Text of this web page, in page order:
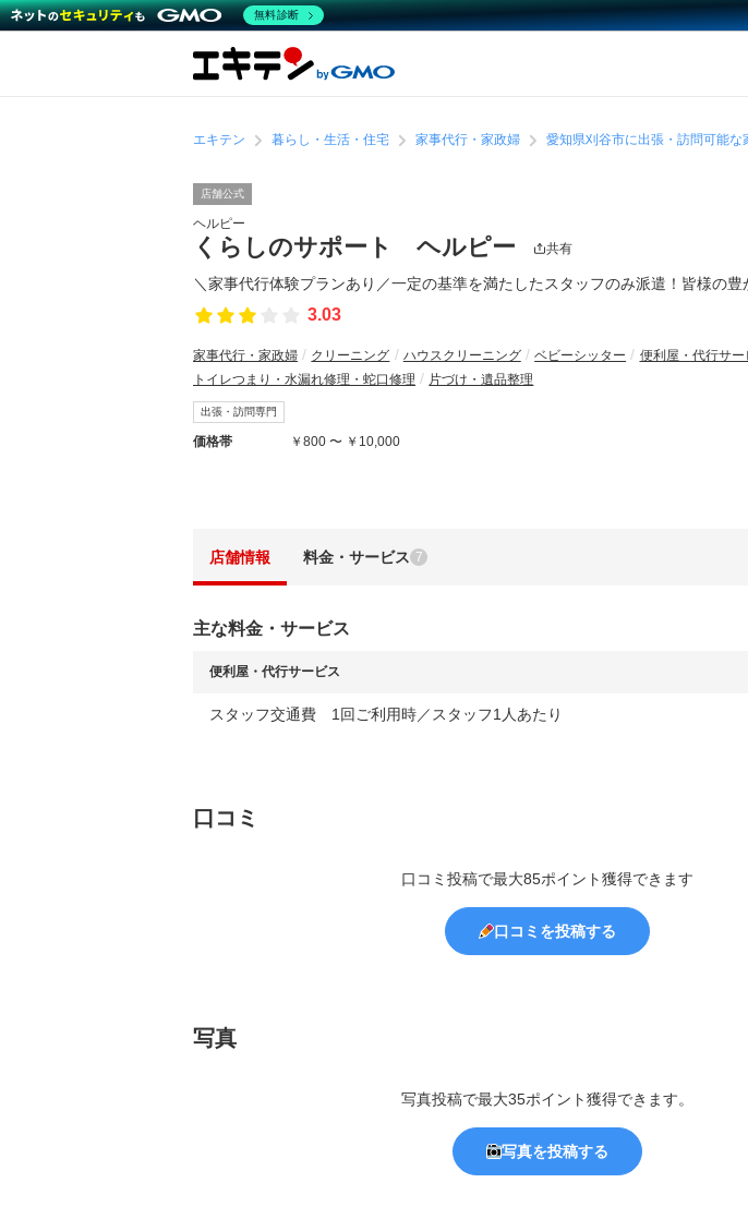
エキテン 暮らし・生活・住宅 家事代行・家政婦 愛知県刈谷市に出張・訪問可能な
店舗公式
ヘルピー
くらしのサポート ヘルピー 共有
＼家事代行体験プランあり／一定の基準を満たしたスタッフのみ派遣！皆様の
3.03
家事代行・家政婦 クリーニング ハウスクリーニング ベビーシッター
便利屋・代行サー
トイレつまり・水漏れ修理・蛇口修理
片づけ・遺品整理
出張・訪問専門
価格帯 ￥800 〜 ￥10,000
店舗情報 料金・サービス 7
主な料金・サービス
便利屋・代行サービス
スタッフ交通費 1回ご利用時／スタッフ1人あたり
口コミ
口コミ投稿で最大85ポイント獲得できます
口コミを投稿する
写真
写真投稿で最大35ポイント獲得できます。
写真を投稿する
無料診断